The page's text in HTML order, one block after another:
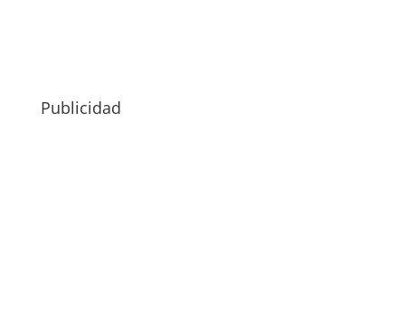
Publicidad